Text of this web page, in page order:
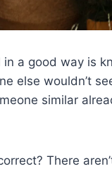
in a good way is
else wouldn’t
similar
There